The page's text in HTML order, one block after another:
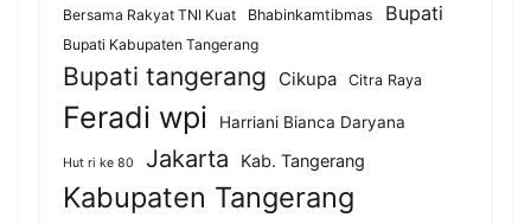
Bersama Rakyat TNI Kuat Bhabinkamtibmas Bupati
Bupati Kabupaten Tangerang
Bupati tangerang Cikupa Citra Raya
Feradi wpi Harriani Bianca Daryana
Hut ri ke 80 Jakarta Kab. Tangerang
Kabupaten Tangerang